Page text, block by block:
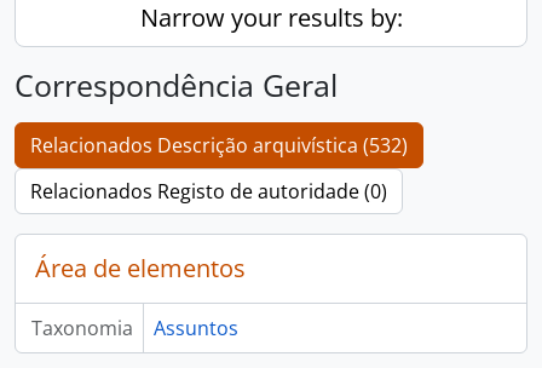
Narrow your results by:
Correspondência Geral
Relacionados Descrição arquivística (532)
Relacionados Registo de autoridade (0)
Área de elementos
Taxonomia Assuntos